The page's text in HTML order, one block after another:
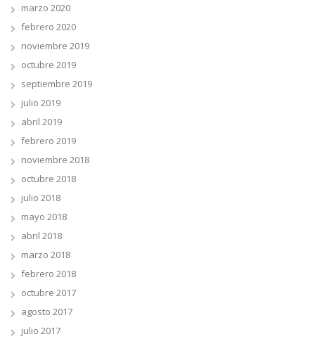
marzo 2020
febrero 2020
noviembre 2019
octubre 2019
septiembre 2019
julio 2019
abril 2019
febrero 2019
noviembre 2018
octubre 2018
julio 2018
mayo 2018
abril 2018
marzo 2018
febrero 2018
octubre 2017
agosto 2017
julio 2017